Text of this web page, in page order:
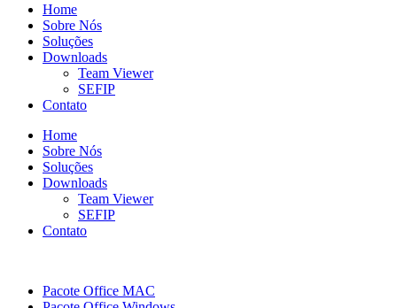
Home
Sobre Nós
Soluções
Downloads
Team Viewer
SEFIP
Contato
Home
Sobre Nós
Soluções
Downloads
Team Viewer
SEFIP
Contato
Pacote Office MAC